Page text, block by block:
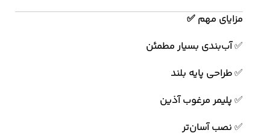
مزایای مهم ✅
✅آب‌بندی بسیار مطمئن
✅طراحی پایه بلند
✅ پلیمر مرغوب آذین
✅ نصب آسان‌تر